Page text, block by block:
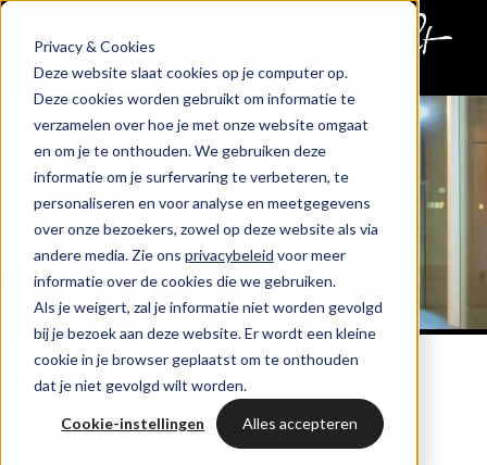
Privacy & Cookies
Deze website slaat cookies op je computer op.
Deze cookies worden gebruikt om informatie te
verzamelen over hoe je met onze website omgaat
en om je te onthouden. We gebruiken deze
informatie om je surfervaring te verbeteren, te
personaliseren en voor analyse en meetgegevens
over onze bezoekers, zowel op deze website als via
andere media. Zie ons privacybeleid voor meer
informatie over de cookies die we gebruiken.
Als je weigert, zal je informatie niet worden gevolgd
bij je bezoek aan deze website. Er wordt een kleine
cookie in je browser geplaatst om te onthouden
dat je niet gevolgd wilt worden.
Cookie-instellingen Alles accepteren
Home
HUBSPOT DEMO
Vraag hier jouw